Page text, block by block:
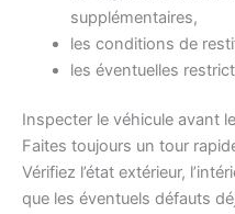
supplémentaires,
les conditions de
les éventuelles
Inspecter le véhicule avant
Faites toujours un tour
Vérifiez l’état extérieur,
que les éventuels défauts